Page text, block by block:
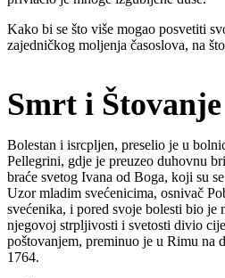
Kako bi se što više mogao posvetiti
zajedničkog moljenja časoslova, na
Smrt i Štovanje
Bolestan i isrcpljen, preselio je u
Pellegrini, gdje je preuzeo duhovnu
braće svetog Ivana od Boga, koji su
Uzor mladim svećenicima, osnivač
svećenika, i pored svoje bolesti bio je
njegovoj strpljivosti i svetosti divio
poštovanjem, preminuo je u Rimu na
1764.